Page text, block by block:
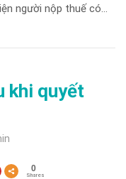
người nộp thuế có…
khi quyết
0
Shares